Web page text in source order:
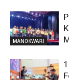
MANOKWARI